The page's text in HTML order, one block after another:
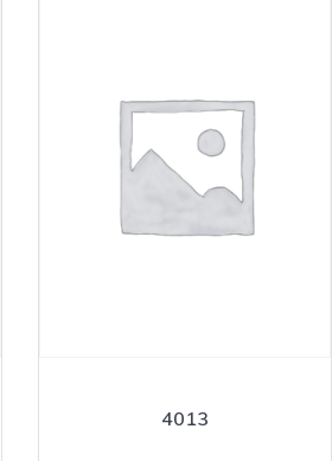
4013